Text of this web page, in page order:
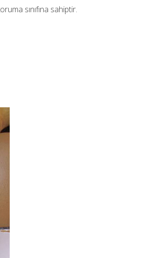
sınıfına sahiptir.